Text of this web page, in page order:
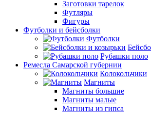
Заготовки тарелок
Футляры
Фигуры
Футболки и бейсболки
Футболки
Рубашки поло
Ремесла Самарской губернии
Колокольчики
Магниты
Магниты большие
Магниты малые
Магниты из гипса